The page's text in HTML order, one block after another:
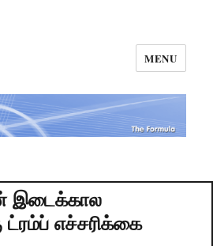
MENU
இடைக்கால
ட்ரம்ப் எச்சரிக்கை